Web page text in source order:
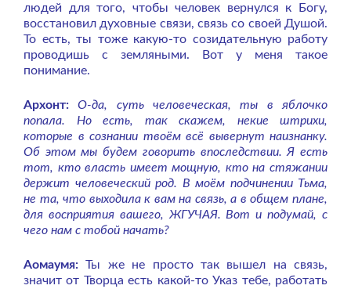
людей для того, чтобы человек вернулся к Богу,
восстановил духовные связи, связь со своей Душой.
То есть, ты тоже какую-то созидательную работу
проводишь с земляными. Вот у меня такое
понимание.
Архонт:
О-да, суть человеческая, ты в яблочко
попала. Но есть, так скажем, некие штрихи,
которые в сознании твоём всё вывернут наизнанку.
Об этом мы будем говорить впоследствии. Я есть
тот, кто власть имеет мощную, кто на стяжании
держит человеческий род. В моём подчинении Тьма,
не та, что выходила к вам на связь, а в общем плане,
для восприятия вашего, ЖГУЧАЯ. Вот и подумай, с
чего нам с тобой начать?
Аомаумя: Ты же не просто так вышел на связь,
значит от Творца есть какой-то Указ тебе, работать